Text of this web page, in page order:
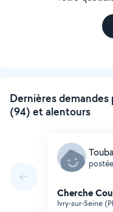
Dernières demandes
(94) et alentours
Cherche
Ivry-sur-Seine